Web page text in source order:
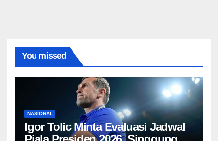
You missed
NASIONAL
Igor Tolic Minta Evaluasi Jadwal